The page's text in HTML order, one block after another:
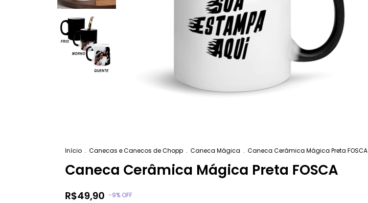
Início . Canecas e Canecos de Chopp . Caneca Mágica . Caneca Cerâmica Mágica Preta FOSCA
Caneca Cerâmica Mágica Preta FOSCA
R$49,90 -9% OFF